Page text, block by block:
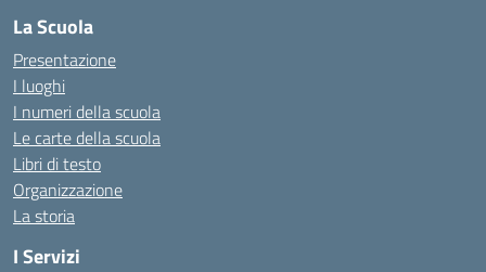
La Scuola
Presentazione
I luoghi
I numeri della scuola
Le carte della scuola
Libri di testo
Organizzazione
La storia
I Servizi